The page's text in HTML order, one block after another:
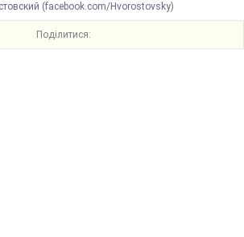
(facebook.com/Hvorostovsky)
Поділитися: